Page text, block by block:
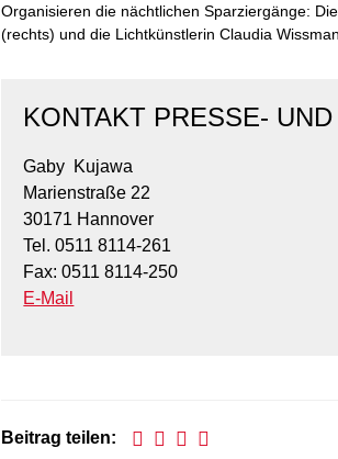
Organisieren die nächtlichen Sparziergänge:
(rechts) und die Lichtkünstlerin Claudia
KONTAKT PRESSE-
Gaby Kujawa
Marienstraße 22
30171 Hannover
Tel. 0511 8114-261
Fax: 0511 8114-250
E-Mail
Beitrag teilen: